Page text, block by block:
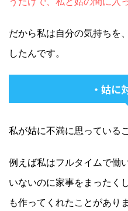
だから私は自分の気持ちを
したんです。
・姑に
私が姑に不満に思っている
例えば私はフルタイムで働
いないのに家事をまったく
も作ってくれたことがあり